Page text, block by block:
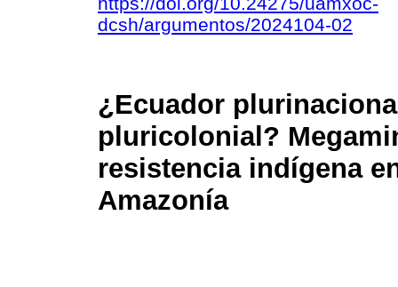
dcsh/argumentos/2024104-02
¿Ecuador
pluricolonial?
resistencia indígena
Amazonía